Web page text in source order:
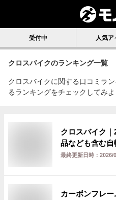
受付中 人気ア
クロスバイクのランキング一覧
クロスバイクに関する口コミラ
るランキングをチェックしてみよ
クロスバイク
品なども含む自
最終更新日時： 2026/
カーボンフレ